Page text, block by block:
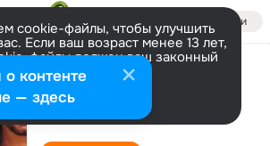
Войти
cookie-файлы, чтобы улучшить
Если ваш возраст менее 13 лет,
файлы должен ваш законный
Больше информации
Настроить
Твои глаза
Алексей Ром
контенте
— здесь